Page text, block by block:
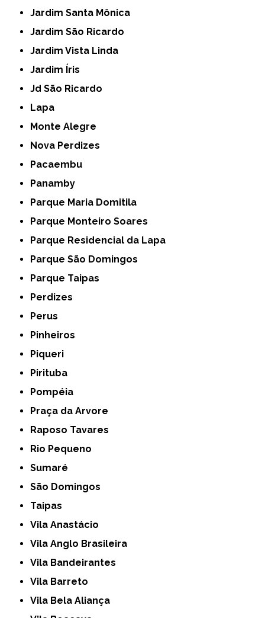
Jardim Santa Mônica
Jardim São Ricardo
Jardim Vista Linda
Jardim Íris
Jd São Ricardo
Lapa
Monte Alegre
Nova Perdizes
Pacaembu
Panamby
Parque Maria Domitila
Parque Monteiro Soares
Parque Residencial da Lapa
Parque São Domingos
Parque Taipas
Perdizes
Perus
Pinheiros
Piqueri
Pirituba
Pompéia
Praça da Arvore
Raposo Tavares
Rio Pequeno
Sumaré
São Domingos
Taipas
Vila Anastácio
Vila Anglo Brasileira
Vila Bandeirantes
Vila Barreto
Vila Bela Aliança